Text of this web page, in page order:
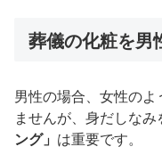
葬儀の化粧を男
男性の場合、女性の
ませんが、身だしな
ング」 は重要です。